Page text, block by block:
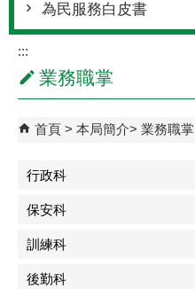
為民服務白皮書
:::
業務職掌
首頁 本局簡介 業務職掌
行政科
保安科
訓練科
後勤科